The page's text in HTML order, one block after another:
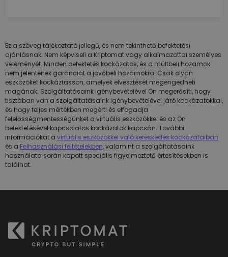
Ez a szöveg tájékoztató jellegű, és nem tekinthető befektetési
ajánlásnak. Nem képviseli a Kriptomat vagy alkalmazottai személyes
véleményét. Minden befektetés kockázatos, és a múltbeli hozamok
nem jelentenek garanciát a jövőbeli hozamokra. Csak olyan
eszközöket kockáztasson, amelyek elvesztését megengedheti
magának. Szolgáltatásaink igénybevételével Ön megerősíti, hogy
tisztában van a szolgáltatásaink igénybevételével járó kockázatokkal,
és hogy teljes mértékben megérti és elfogadja
felelősségmentességünket a virtuális eszközökkel és az Ön
befektetésével kapcsolatos kockázatok kapcsán. További
információkat a virtuális eszközökkel való kereskedés kockázataiban
és a Felhasználási feltételekben, valamint a szolgáltatásaink
használata során kapott speciális figyelmeztető értesítésekben is
találhat.